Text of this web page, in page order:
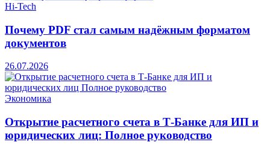
Hi-Tech
Почему PDF стал самым надёжным форматом
документов
26.07.2026
Экономика
Открытие расчетного счета в Т-Банке для ИП и
юридических лиц: Полное руководство